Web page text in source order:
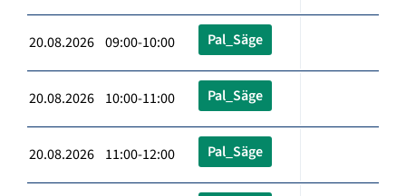
20.08.2026 09:00-10:00 Pal_Säge
20.08.2026 10:00-11:00 Pal_Säge
20.08.2026 11:00-12:00 Pal_Säge